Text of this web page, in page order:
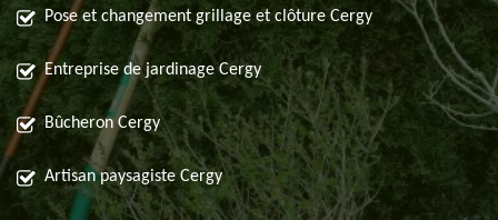
Pose et changement grillage et clôture Cergy
Entreprise de jardinage Cergy
Bûcheron Cergy
Artisan paysagiste Cergy